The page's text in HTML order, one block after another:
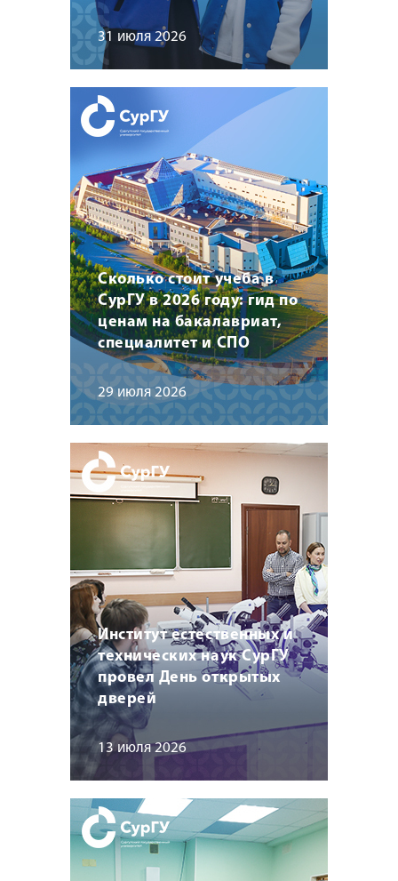
31 июля 2026
Сколько стоит учеба в
СурГУ в 2026 году: гид по
ценам на бакалавриат,
специалитет и СПО
29 июля 2026
Институт естественных и
технических наук СурГУ
провел День открытых
дверей
13 июля 2026